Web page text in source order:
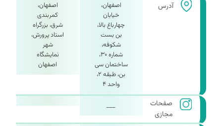
آدرس
اصفهان،
خیابان
چهارباغ بالا،
بن بست
شکوفه،
شماره ۳۰،
ساختمان سی
بن، طبقه ۲،
واحد ۴
اصفهان،
کمربندی
شرق، بزرگراه
استاد پرورش،
شهر
نمایشگاه
اصفهان
صفحات
مجازی
___